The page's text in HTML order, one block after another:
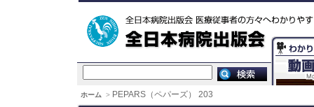
ホーム > PEPARS（ペパーズ） 203